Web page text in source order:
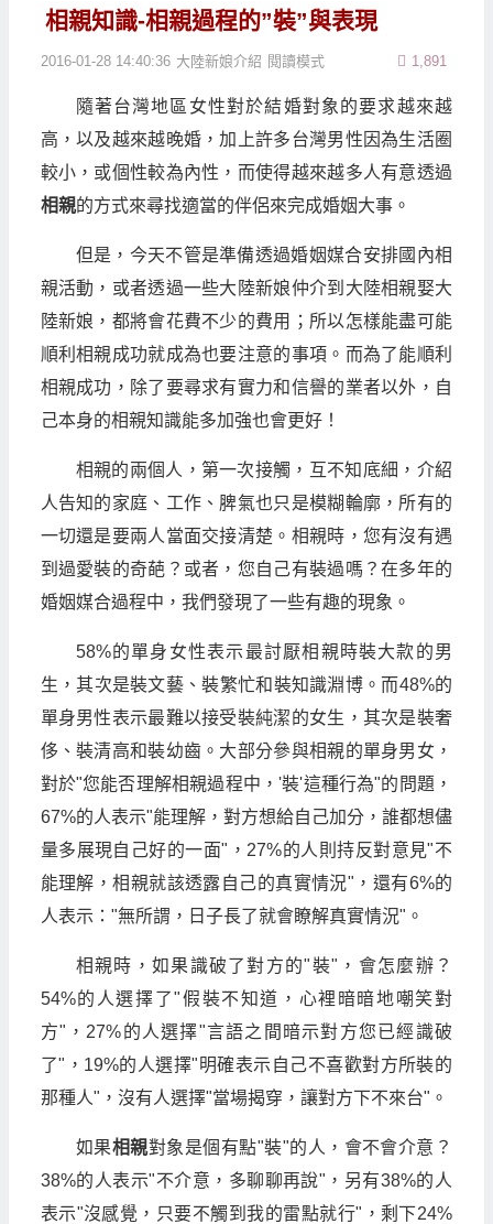
相親知識-相親過程的”裝”與表現
2016-01-28 14:40:36 大陸新娘介紹 1,891
閱讀模式
隨著台灣地區女性對於結婚對象的要求越來越
高，以及越來越晚婚，加上許多台灣男性因為生活圈
較小，或個性較為內性，而使得越來越多人有意透過
相親的方式來尋找適當的伴侶來完成婚姻大事。
但是，今天不管是準備透過婚姻媒合安排國內相
親活動，或者透過一些大陸新娘仲介到大陸相親娶大
陸新娘，都將會花費不少的費用；所以怎樣能盡可能
順利相親成功就成為也要注意的事項。而為了能順利
相親成功，除了要尋求有實力和信譽的業者以外，自
己本身的相親知識能多加強也會更好！
相親的兩個人，第一次接觸，互不知底細，介紹
人告知的家庭、工作、脾氣也只是模糊輪廓，所有的
一切還是要兩人當面交接清楚。相親時，您有沒有遇
到過愛裝的奇葩？或者，您自己有裝過嗎？在多年的
婚姻媒合過程中，我們發現了一些有趣的現象。
58%的單身女性表示最討厭相親時裝大款的男
生，其次是裝文藝、裝繁忙和裝知識淵博。而48%的
單身男性表示最難以接受裝純潔的女生，其次是裝奢
侈、裝清高和裝幼齒。大部分參與相親的單身男女，
對於"您能否理解相親過程中，'裝'這種行為"的問題，
67%的人表示"能理解，對方想給自己加分，誰都想儘
量多展現自己好的一面"，27%的人則持反對意見"不
能理解，相親就該透露自己的真實情況"，還有6%的
人表示："無所謂，日子長了就會瞭解真實情況"。
相親時，如果識破了對方的"裝"，會怎麼辦？
54%的人選擇了"假裝不知道，心裡暗暗地嘲笑對
方"，27%的人選擇"言語之間暗示對方您已經識破
了"，19%的人選擇"明確表示自己不喜歡對方所裝的
那種人"，沒有人選擇"當場揭穿，讓對方下不來台"。
如果相親對象是個有點"裝"的人，會不會介意？
38%的人表示"不介意，多聊聊再說"，另有38%的人
表示"沒感覺，只要不觸到我的雷點就行"，剩下24%